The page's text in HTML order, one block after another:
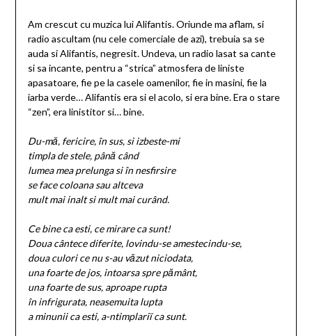
Am crescut cu muzica lui Alifantis. Oriunde ma aflam, si
radio ascultam (nu cele comerciale de azi), trebuia sa se
auda si Alifantis, negresit. Undeva, un radio lasat sa cante
si sa incante, pentru a “strica” atmosfera de liniste
apasatoare, fie pe la casele oamenilor, fie in masini, fie la
iarba verde… Alifantis era si el acolo, si era bine. Era o stare
“zen”, era linistitor si… bine.
Du-mă, fericire, în sus, si izbeste-mi
timpla de stele, până când
lumea mea prelunga si în nesfirsire
se face coloana sau altceva
mult mai inalt si mult mai curând.
Ce bine ca esti, ce mirare ca sunt!
Doua cântece diferite, lovindu-se amestecindu-se,
doua culori ce nu s-au văzut niciodata,
una foarte de jos, intoarsa spre pământ,
una foarte de sus, aproape rupta
în infrigurata, neasemuita lupta
a minunii ca esti, a-ntimplariï ca sunt.